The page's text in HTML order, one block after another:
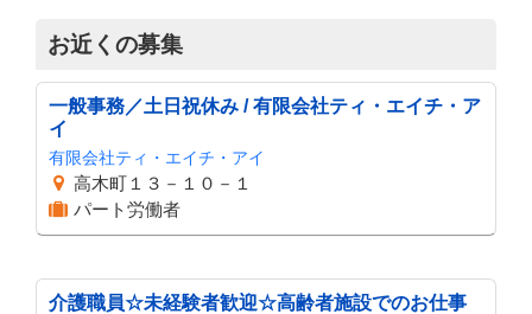
お近くの募集
一般事務／土日祝休み / 有限会社ティ・エイチ・ア
イ
有限会社ティ・エイチ・アイ
高木町１３－１０－１
パート労働者
介護職員☆未経験者歓迎☆高齢者施設でのお仕事